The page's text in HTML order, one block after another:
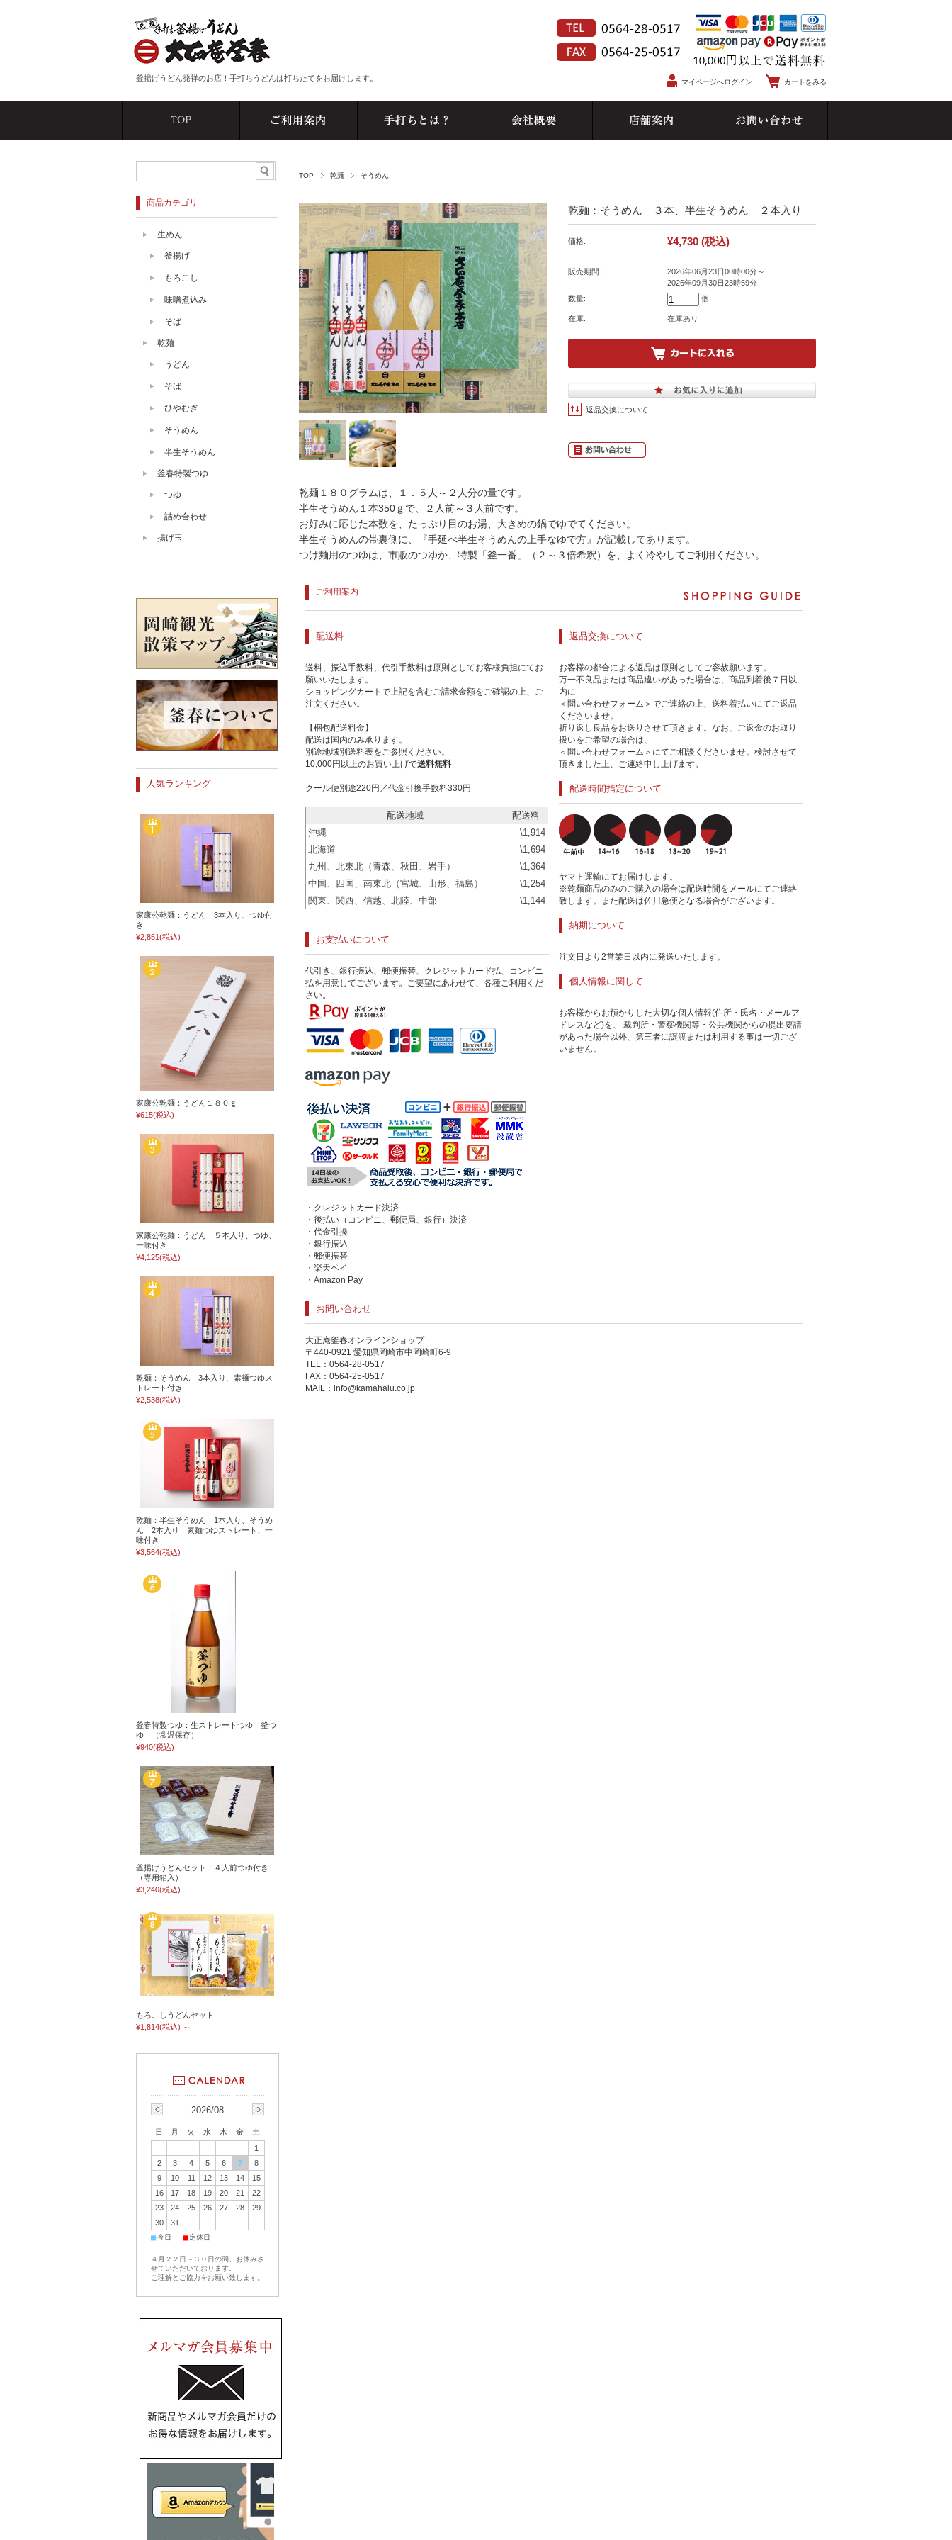
釜揚げうどん発祥のお店！手打ちうどんは打ちたてをお届けします。 マイページへログイン カートをみる
TOP 乾麺 そうめん
乾麺：そうめん ３本、半生そうめん ２本入り
価格: ¥4,730 (税込)
販売期間：
2026年06月23日00時00分～
2026年09月30日23時59分
数量:
個
在庫: 在庫あり
返品交換について
乾麺１８０グラムは、１．５人～２人分の量です。
半生そうめん１本350ｇで、２人前～３人前です。
お好みに応じた本数を、たっぷり目のお湯、大きめの鍋でゆでてください。
半生そうめんの帯裏側に、『手延べ半生そうめんの上手なゆで方』が記載してあります。
つけ麺用のつゆは、市販のつゆか、特製「釜一番」（２～３倍希釈）を、よく冷やしてご利用ください。
ご利用案内
配送料
送料、振込手数料、代引手数料は原則としてお客様負担にてお
願いいたします。
ショッピングカートで上記を含むご請求金額をご確認の上、ご
注文ください。
【梱包配送料金】
配送は国内のみ承ります。
別途地域別送料表をご参照ください。
10,000円以上のお買い上げで送料無料
クール便別途220円／代金引換手数料330円
配送地域
配送料
沖縄
\1,914
北海道
\1,694
九州、北東北（青森、秋田、岩手）
\1,364
中国、四国、南東北（宮城、山形、福島）
\1,254
関東、関西、信越、北陸、中部
\1,144
お支払いについて
代引き、銀行振込、郵便振替、クレジットカード払、コンビニ
払を用意してございます。ご要望にあわせて、各種ご利用くだ
さい。
・クレジットカード決済
・後払い（コンビニ、郵便局、銀行）決済
・代金引換
・銀行振込
・郵便振替
・楽天ペイ
・Amazon Pay
返品交換について
お客様の都合による返品は原則としてご容赦願います。
万一不良品または商品違いがあった場合は、商品到着後７日以
内に
＜問い合わせフォーム＞でご連絡の上、送料着払いにてご返品
くださいませ。
折り返し良品をお送りさせて頂きます。なお、ご返金のお取り
扱いをご希望の場合は、
＜問い合わせフォーム＞にてご相談くださいませ。検討させて
頂きました上、ご連絡申し上げます。
配送時間指定について
ヤマト運輸にてお届けします。
※乾麺商品のみのご購入の場合は配送時間をメールにてご連絡
致します。また配送は佐川急便となる場合がございます。
納期について
注文日より2営業日以内に発送いたします。
個人情報に関して
お客様からお預かりした大切な個人情報(住所・氏名・メールア
ドレスなど)を、 裁判所・警察機関等・公共機関からの提出要請
があった場合以外、第三者に譲渡または利用する事は一切ござ
いません。
お問い合わせ
大正庵釜春オンラインショップ
〒440-0921 愛知県岡崎市中岡崎町6-9
TEL：0564-28-0517
FAX：0564-25-0517
MAIL： info@kamahalu.co.jp
商品カテゴリ
生めん
釜揚げ
もろこし
味噌煮込み
そば
乾麺
うどん
そば
ひやむぎ
そうめん
半生そうめん
釜春特製つゆ
つゆ
詰め合わせ
揚げ玉
人気ランキング
家康公乾麺：うどん 3本入り、つゆ付
き
¥2,851(税込)
家康公乾麺：うどん１８０ｇ
¥615(税込)
家康公乾麺：うどん ５本入り、つゆ、
一味付き
¥4,125(税込)
乾麺：そうめん 3本入り、素麺つゆス
トレート付き
¥2,538(税込)
乾麺：半生そうめん 1本入り、そうめ
ん 2本入り 素麺つゆストレート、一
味付き
¥3,564(税込)
釜春特製つゆ：生ストレートつゆ 釜つ
ゆ （常温保存）
¥940(税込)
釜揚げうどんセット：４人前つゆ付き
（専用箱入）
¥3,240(税込)
もろこしうどんセット
¥1,814(税込) ～
2026/08
日 月 火 水 木 金
土
1
2
3 4 5 6 7
8
9
10 11 12 13 14
15
16
17 18 19 20 21
22
23
24 25 26 27 28
29
30
31
■今日 ■定休日
４月２２日～３０日の間、お休みさ
せていただいております。
ご理解とご協力をお願い致します。